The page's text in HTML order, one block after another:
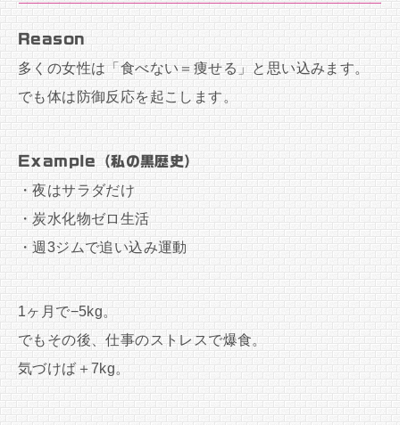
Reason
多くの女性は「食べない＝痩せる」と思い込みます。
でも体は防御反応を起こします。
Example（私の黒歴史）
・夜はサラダだけ
・炭水化物ゼロ生活
・週3ジムで追い込み運動
1ヶ月で−5kg。
でもその後、仕事のストレスで爆食。
気づけば＋7kg。